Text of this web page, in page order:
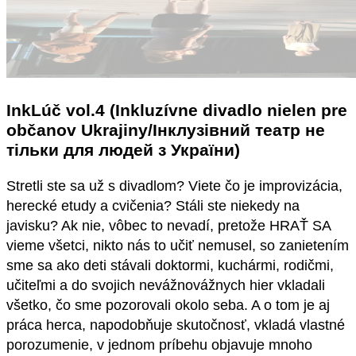
InkLúč vol.4 (Inkluzívne divadlo nielen pre
občanov Ukrajiny/Інклузівний театр не
тільки для людей з України)
Stretli ste sa už s divadlom? Viete čo je improvizácia,
herecké etudy a cvičenia? Stáli ste niekedy na
javisku? Ak nie, vôbec to nevadí, pretože HRAŤ SA
vieme všetci, nikto nás to učiť nemusel, so zanietením
sme sa ako deti stávali doktormi, kuchármi, rodičmi,
učiteľmi a do svojich nevážnovážnych hier vkladali
všetko, čo sme pozorovali okolo seba. A o tom je aj
práca herca, napodobňuje skutočnosť, vkladá vlastné
porozumenie, v jednom príbehu objavuje mnoho